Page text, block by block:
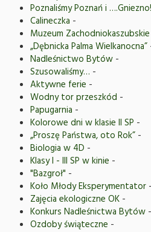
Poznaliśmy Poznań i
Calineczka -
Muzeum
„Dębnicka Palma Wielkanocna”
Nadleśnictwo Bytów -
Szusowaliśmy… -
Aktywne ferie -
Wodny tor przeszkód -
Papugarnia -
Kolorowe dni w klasie II SP -
„Proszę Państwa, oto Rok” -
Biologia w 4D -
Klasy I - III SP w kinie -
"Bazgroł" -
Koło Młody Eksperymentator -
Zajęcia ekologiczne OK -
Konkurs Nadleśnictwa Bytów -
Ozdoby świąteczne -